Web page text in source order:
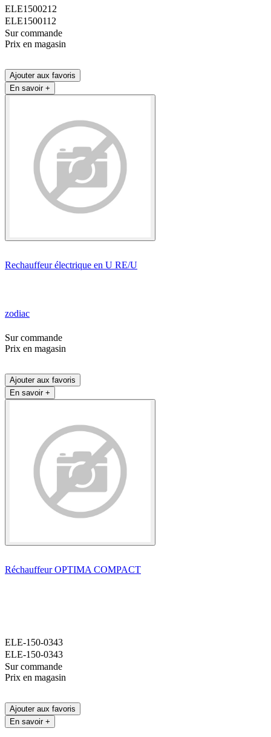
ELE1500212
ELE1500112
Sur commande
Prix en magasin
Ajouter aux favoris
En savoir +
Rechauffeur électrique en U RE/U
zodiac
Sur commande
Prix en magasin
Ajouter aux favoris
En savoir +
Réchauffeur OPTIMA COMPACT
ELE-150-0343
ELE-150-0343
Sur commande
Prix en magasin
Ajouter aux favoris
En savoir +